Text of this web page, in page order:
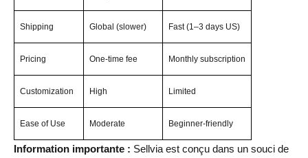
Shipping Global (slower) Fast (1–3 days US)
Pricing One-time fee Monthly subscription
Customization High Limited
Ease of Use Moderate Beginner-friendly
Information importante : Sellvia est conçu dans un souci de